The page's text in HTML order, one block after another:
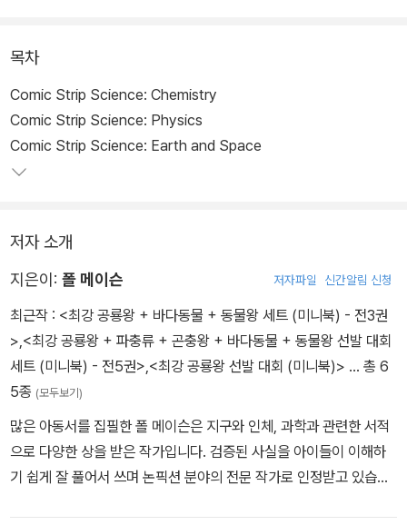
목차
Comic Strip Science: Chemistry
Comic Strip Science: Physics
Comic Strip Science: Earth and Space
저자 소개
지은이: 폴 메이슨 저자파일 신간알림 신청
최근작 : <최강 공룡왕 + 바다동물 + 동물왕 세트 (미니북) - 전3권
>,<최강 공룡왕 + 파충류 + 곤충왕 + 바다동물 + 동물왕 선발 대회
세트 (미니북) - 전5권>,<최강 공룡왕 선발 대회 (미니북)> … 총 6
5종 (모두보기)
많은 아동서를 집필한 폴 메이슨은 지구와 인체, 과학과 관련한 서적
으로 다양한 상을 받은 작가입니다. 검증된 사실을 아이들이 이해하
기 쉽게 잘 풀어서 쓰며 논픽션 분야의 전문 작가로 인정받고 있습니